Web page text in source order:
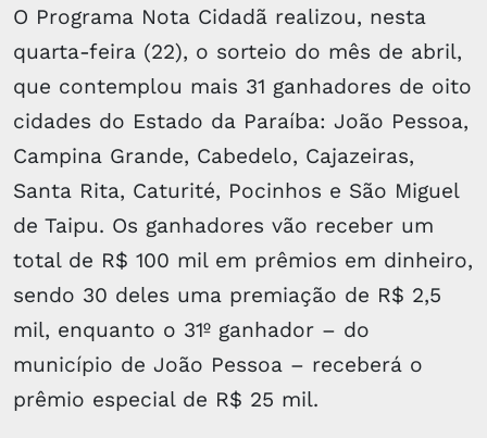
O Programa Nota Cidadã realizou, nesta
quarta-feira (22), o sorteio do mês de abril,
que contemplou mais 31 ganhadores de oito
cidades do Estado da Paraíba: João Pessoa,
Campina Grande, Cabedelo, Cajazeiras,
Santa Rita, Caturité, Pocinhos e São Miguel
de Taipu. Os ganhadores vão receber um
total de R$ 100 mil em prêmios em dinheiro,
sendo 30 deles uma premiação de R$ 2,5
mil, enquanto o 31º ganhador – do
município de João Pessoa – receberá o
prêmio especial de R$ 25 mil.